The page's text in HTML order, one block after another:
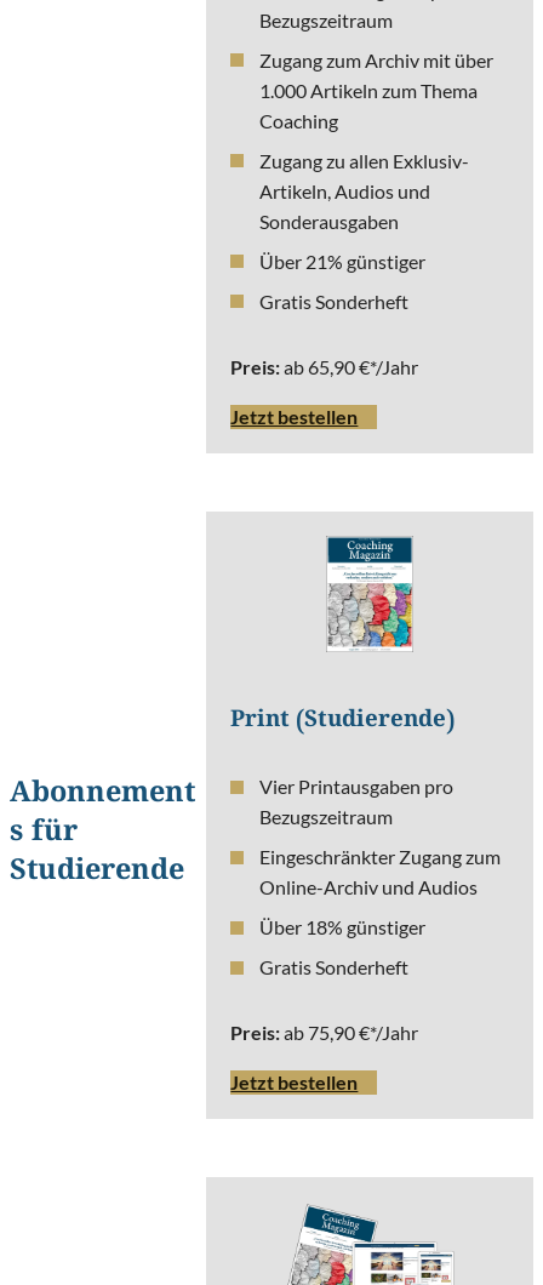
Abonnement
s für
Studierende
Bezugszeitraum
Zugang zum Archiv mit über
1.000 Artikeln zum Thema
Coaching
Zugang zu allen Exklusiv-
Artikeln, Audios und
Sonderausgaben
Über 21% günstiger
Gratis Sonderheft
Preis:ab 65,90 €*/Jahr
Jetzt bestellen
Print (Studierende)
Vier Printausgaben pro
Bezugszeitraum
Eingeschränkter Zugang zum
Online-Archiv und Audios
Über 18% günstiger
Gratis Sonderheft
Preis:ab 75,90 €*/Jahr
Jetzt bestellen